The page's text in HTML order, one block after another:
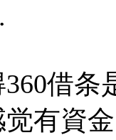
借条
有資